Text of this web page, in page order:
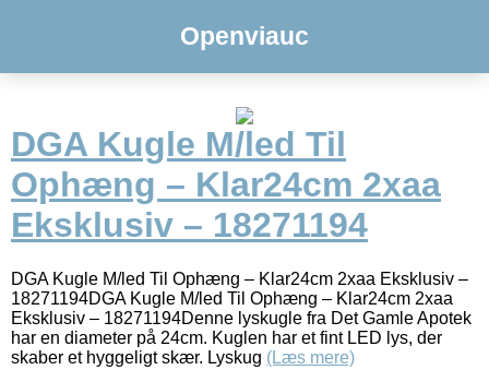
Openviauc
DGA Kugle M/led Til
Ophæng – Klar24cm 2xaa
Eksklusiv – 18271194
DGA Kugle M/led Til Ophæng – Klar24cm 2xaa Eksklusiv –
18271194DGA Kugle M/led Til Ophæng – Klar24cm 2xaa
Eksklusiv – 18271194Denne lyskugle fra Det Gamle Apotek
har en diameter på 24cm. Kuglen har et fint LED lys, der
skaber et hyggeligt skær. Lyskug (Læs mere)